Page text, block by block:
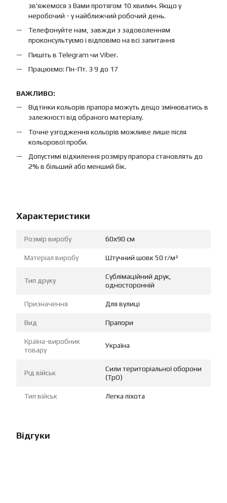
зв'яжемося з Вами протягом 10 хвилин. Якщо у
неробочий - у найближчий робочий день.
Телефонуйте нам, завжди з задоволенням
проконсультуємо і відповімо на всі запитання
Пишіть в Telegram чи Viber.
Працюємо: Пн-Пт. З 9 до 17
ВАЖЛИВО:
Відтінки кольорів прапора можуть дещо змінюватись в
залежності від обраного матеріалу.
Точне узгодження кольорів можливе лише після
кольорової проби.
Допустимі відхилення розміру прапора становлять до
2% в більший або менший бік.
Характеристики
Розмір виробу 60х90 см
Матеріал виробу Штучний шовк 50 г/м²
Тип друку
Сублімаційний друк,
односторонній
Призначення Для вулиці
Вид Прапори
Країна-виробник
товару
Україна
Рід військ
Сили територіальної оборони
(ТрО)
Тип військ Легка піхота
Відгуки